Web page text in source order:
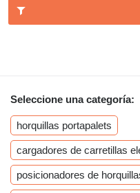
Seleccione una categoría:
horquillas portapalets
cargadores de carretillas
posicionadores de